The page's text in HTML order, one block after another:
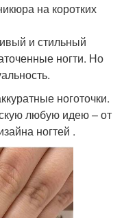
на коротких
и стильный
ногти. Но
ноготочки.
любую идею – от
ногтей .